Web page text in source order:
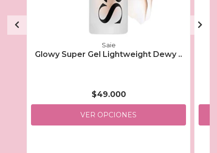
Saie
Glowy Super Gel Lightweight Dewy ..
$49.000
VER OPCIONES